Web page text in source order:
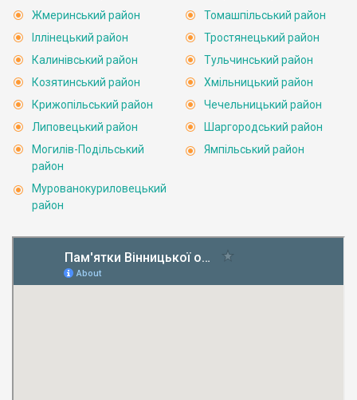
Жмеринський район
Іллінецький район
Калинівський район
Козятинський район
Крижопільський район
Липовецький район
Могилів-Подільський
район
Мурованокуриловецький
район
Томашпільський район
Тростянецький район
Тульчинський район
Хмільницький район
Чечельницький район
Шаргородський район
Ямпільський район